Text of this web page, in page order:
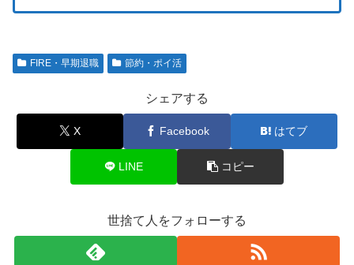
FIRE・早期退職 節約・ポイ活
シェアする
X Facebook はてブ
LINE コピー
世捨て人をフォローする